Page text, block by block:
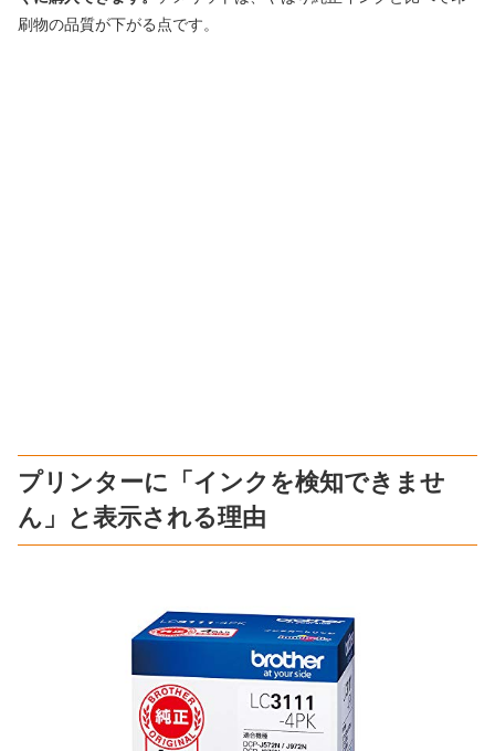
刷物の品質が下がる点です。
プリンターに「インクを検知できませ
ん」と表示される理由